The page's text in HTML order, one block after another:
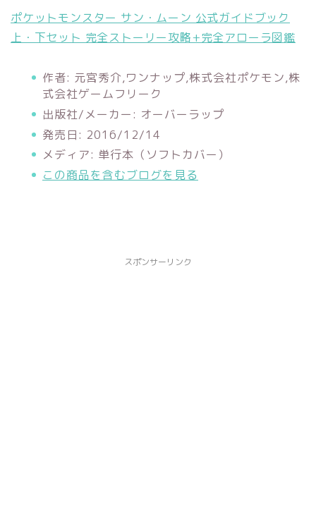
ポケットモンスター サン・ムーン 公式ガイドブック
上・下セット 完全ストーリー攻略+完全アローラ図鑑
作者: 元宮秀介,ワンナップ,株式会社ポケモン,株
式会社ゲームフリーク
出版社/メーカー: オーバーラップ
発売日: 2016/12/14
メディア: 単行本（ソフトカバー）
この商品を含むブログを見る
スポンサーリンク